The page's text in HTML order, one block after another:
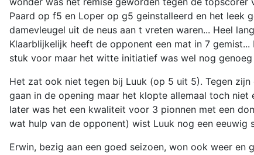
Paard op f5 en Loper op g5 geinstalleerd en het leek
damevleugel uit de neus aan t vreten waren... Heel
Klaarblijkelijk heeft de opponent een mat in 7
stuk voor maar het witte initiatief was wel nog
Het zat ook niet tegen bij Luuk (op 5 uit 5). Tegen
gaan in de opening maar het klopte allemaal toch
later was het een kwaliteit voor 3 pionnen met een
wat hulp van de opponent) wist Luuk nog een eeuwig
Erwin, bezig aan een goed seizoen, won ook weer en